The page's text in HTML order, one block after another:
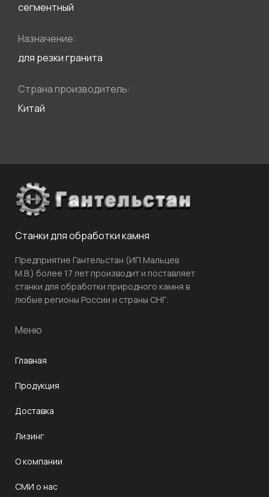
сегментный
Назначение:
для резки гранита
Страна производитель:
Китай
Станки для обработки камня
Предприятие Гантельстан (ИП Мальцев
М.В.) более 17 лет производит и поставляет
станки для обработки природного камня в
любые регионы России и страны СНГ.
Меню
Главная
Продукция
Доставка
Лизинг
О компании
СМИ о нас